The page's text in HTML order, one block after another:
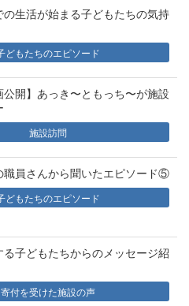
の生活が始まる子どもたちの気持
どもたちのエピソード
公開】あっき〜ともっち〜が施設
施設訪問
職員さんから聞いたエピソード⑤
どもたちのエピソード
る子どもたちからのメッセージ紹
寄付を受けた施設の声